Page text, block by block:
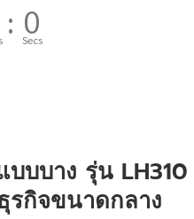
: 0
Secs
บบบาง รุ่น LH310
รกิจขนาดกลาง